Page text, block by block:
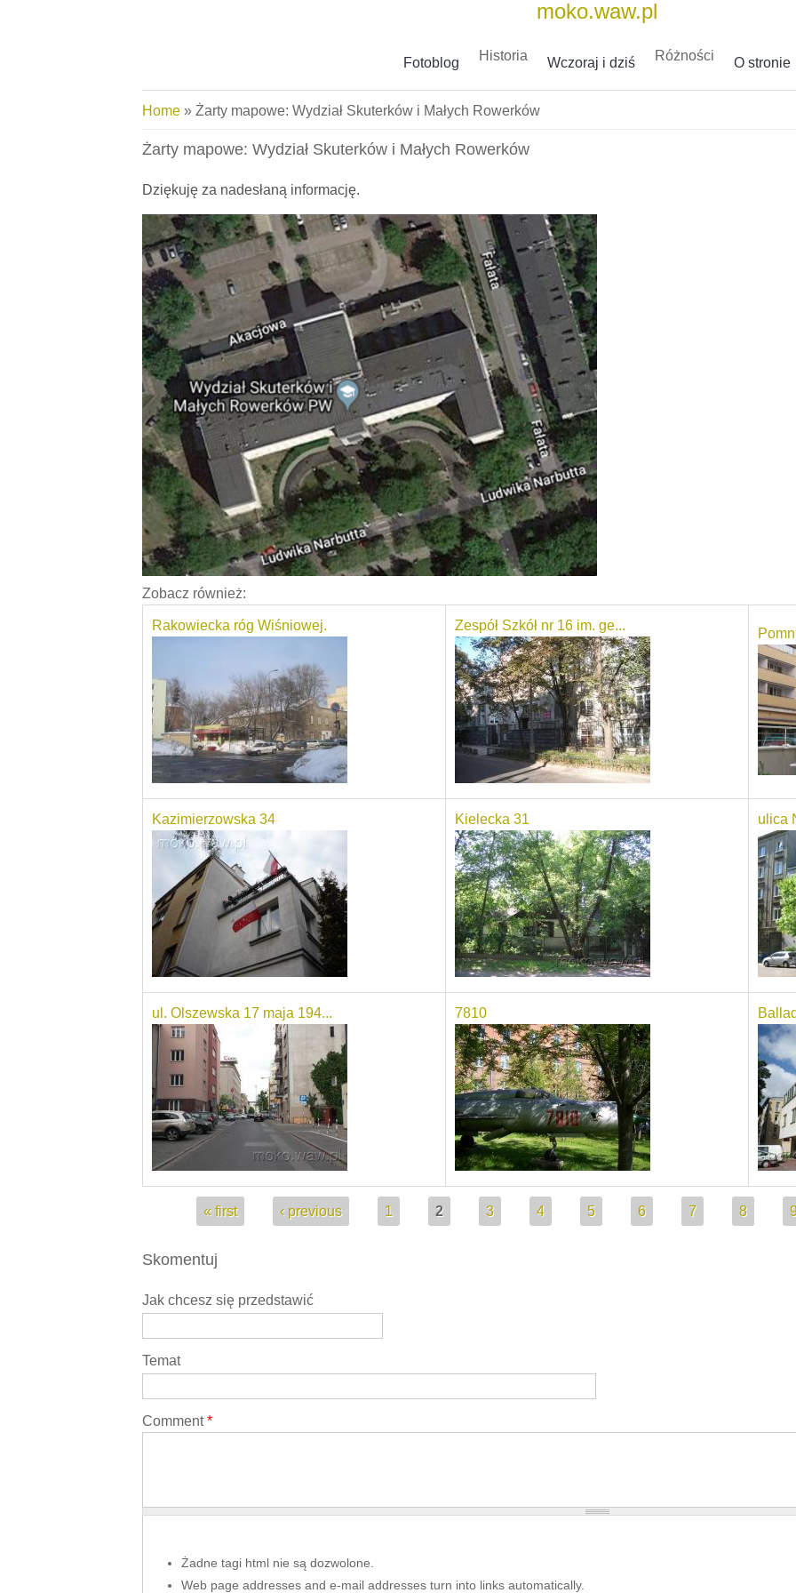
moko.waw.pl
Fotoblog Historia Wczoraj i dziś Różności O stronie
You are here
Home » Żarty mapowe: Wydział Skuterków i Małych Rowerków
Żarty mapowe: Wydział Skuterków i Małych Rowerków
Dziękuję za nadesłaną informację.
Zobacz również:
Rakowiecka róg Wiśniowej. Zespół Szkół nr 16 im. ge...
Kazimierzowska 34 Kielecka 31 ulica
ul. Olszewska 17 maja 194... 7810
« first ‹ previous 1 2 3 4 5 6 7 8
Skomentuj
Jak chcesz się przedstawić
Temat
Comment*
Żadne tagi html nie są dozwolone.
Web page addresses and e-mail addresses turn into links automatically.